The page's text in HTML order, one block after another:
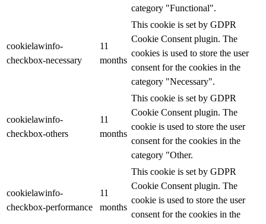
category "Functional".
cookielawinfo-
checkbox-necessary
11
months
This cookie is set by GDPR
Cookie Consent plugin. The
cookies is used to store the user
consent for the cookies in the
category "Necessary".
cookielawinfo-
checkbox-others
11
months
This cookie is set by GDPR
Cookie Consent plugin. The
cookie is used to store the user
consent for the cookies in the
category "Other.
cookielawinfo-
checkbox-performance
11
months
This cookie is set by GDPR
Cookie Consent plugin. The
cookie is used to store the user
consent for the cookies in the